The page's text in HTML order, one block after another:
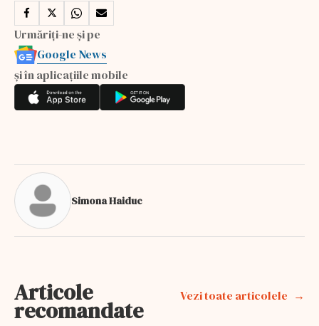
Urmăriți-ne și pe
Google News
și în aplicațiile mobile
Simona Haiduc
Articole
recomandate
Vezi toate articolele